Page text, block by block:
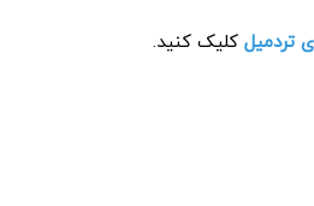
تردمیل کلیک کنید.